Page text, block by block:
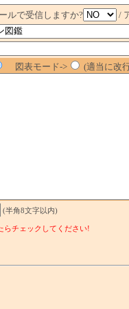
ルで受信しますか?
/
図表モード-> (適当に改
(半角8文字以内)
らチェックしてください!